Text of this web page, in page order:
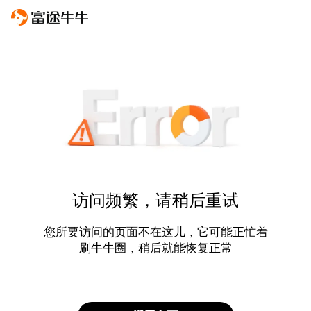
访问频繁，请稍后重试
您所要访问的页面不在这儿，它可能正忙着
刷牛牛圈，稍后就能恢复正常